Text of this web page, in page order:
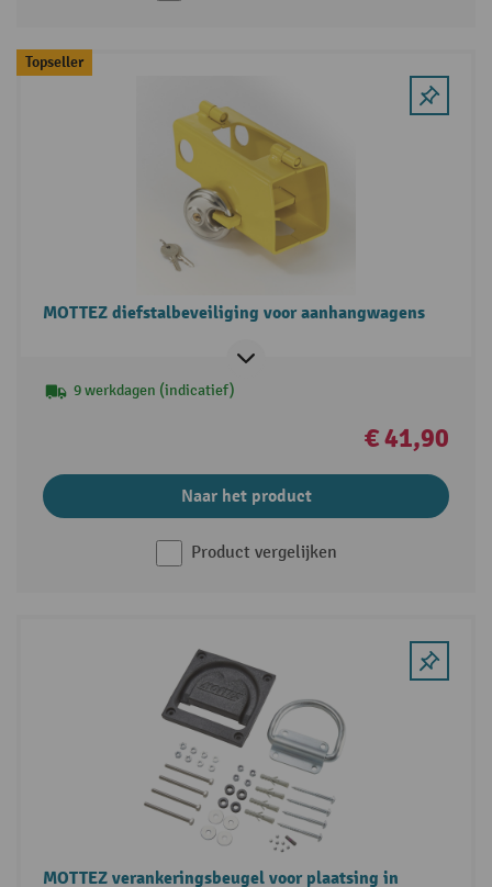
Topseller
MOTTEZ diefstalbeveiliging voor aanhangwagens
9 werkdagen (indicatief)
€ 41,90
Naar het product
Product vergelijken
MOTTEZ verankeringsbeugel voor plaatsing in